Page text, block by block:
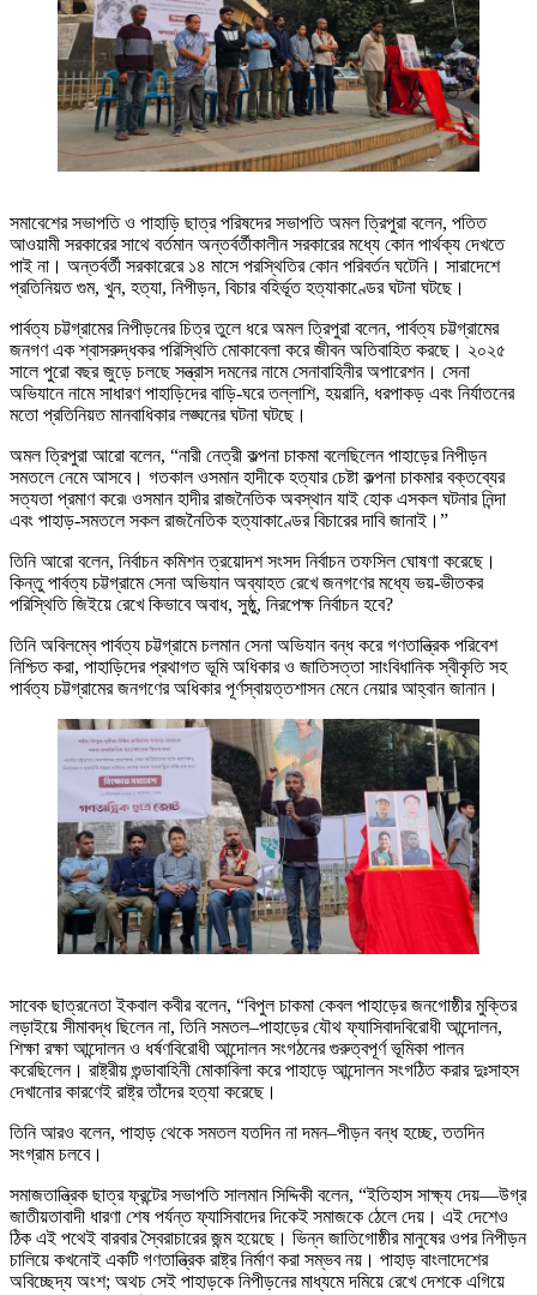
সমাবেশের সভাপতি ও পাহাড়ি ছাত্র পরিষদের সভাপতি অমল ত্রিপুরা বলেন, পতিত
আওয়ামী সরকারের সাথে বর্তমান অন্তর্বর্তীকালীন সরকারের মধ্যে কোন পার্থক্য দেখতে
পাই না। অন্তর্বর্তী সরকারেরে ১৪ মাসে পরস্থিতির কোন পরিবর্তন ঘটেনি। সারাদেশে
প্রতিনিয়ত গুম, খুন, হত্যা, নিপীড়ন, বিচার বহির্ভূত হত্যাকাণ্ডের ঘটনা ঘটছে।
পার্বত্য চট্টগ্রামের নিপীড়নের চিত্র তুলে ধরে অমল ত্রিপুরা বলেন, পার্বত্য চট্টগ্রামের
জনগণ এক শ্বাসরুদ্ধকর পরিস্থিতি মোকাবেলা করে জীবন অতিবাহিত করছে। ২০২৫
সালে পুরো বছর জুড়ে চলছে সন্ত্রাস দমনের নামে সেনাবাহিনীর অপারেশন। সেনা
অভিযানে নামে সাধারণ পাহাড়িদের বাড়ি-ঘরে তল্লাশি, হয়রানি, ধরপাকড় এবং নির্যাতনের
মতো প্রতিনিয়ত মানবাধিকার লঙ্ঘনের ঘটনা ঘটছে।
অমল ত্রিপুরা আরো বলেন, “নারী নেত্রী কল্পনা চাকমা বলেছিলেন পাহাড়ের নিপীড়ন
সমতলে নেমে আসবে। গতকাল ওসমান হাদীকে হত্যার চেষ্টা কল্পনা চাকমার বক্তব্যের
সত্যতা প্রমাণ করে৷ ওসমান হাদীর রাজনৈতিক অবস্থান যাই হোক এসকল ঘটনার নিন্দা
এবং পাহাড়-সমতলে সকল রাজনৈতিক হত্যাকাণ্ডের বিচারের দাবি জানাই।”
তিনি আরো বলেন, নির্বাচন কমিশন ত্রয়োদশ সংসদ নির্বাচন তফসিল ঘোষণা করেছে।
কিন্তু পার্বত্য চট্টগ্রামে সেনা অভিযান অব্যাহত রেখে জনগণের মধ্যে ভয়-ভীতকর
পরিস্থিতি জিইয়ে রেখে কিভাবে অবাধ, সুষ্ঠু, নিরপেক্ষ নির্বাচন হবে?
তিনি অবিলম্বে পার্বত্য চট্টগ্রামে চলমান সেনা অভিযান বন্ধ করে গণতান্ত্রিক পরিবেশ
নিশ্চিত করা, পাহাড়িদের প্রথাগত ভূমি অধিকার ও জাতিসত্তা সাংবিধানিক স্বীকৃতি সহ
পার্বত্য চট্টগ্রামের জনগণের অধিকার পূর্ণস্বায়ত্তশাসন মেনে নেয়ার আহ্বান জানান।
সাবেক ছাত্রনেতা ইকবাল কবীর বলেন, “বিপুল চাকমা কেবল পাহাড়ের জনগোষ্ঠীর মুক্তির
লড়াইয়ে সীমাবদ্ধ ছিলেন না, তিনি সমতল–পাহাড়ের যৌথ ফ্যাসিবাদবিরোধী আন্দোলন,
শিক্ষা রক্ষা আন্দোলন ও ধর্ষণবিরোধী আন্দোলন সংগঠনের গুরুত্বপূর্ণ ভূমিকা পালন
করেছিলেন। রাষ্ট্রীয় গুন্ডাবাহিনী মোকাবিলা করে পাহাড়ে আন্দোলন সংগঠিত করার দুঃসাহস
দেখানোর কারণেই রাষ্ট্র তাঁদের হত্যা করেছে।
তিনি আরও বলেন, পাহাড় থেকে সমতল যতদিন না দমন–পীড়ন বন্ধ হচ্ছে, ততদিন
সংগ্রাম চলবে।
সমাজতান্ত্রিক ছাত্র ফ্রন্টের সভাপতি সালমান সিদ্দিকী বলেন, “ইতিহাস সাক্ষ্য দেয়—উগ্র
জাতীয়তাবাদী ধারণা শেষ পর্যন্ত ফ্যাসিবাদের দিকেই সমাজকে ঠেলে দেয়। এই দেশেও
ঠিক এই পথেই বারবার স্বৈরাচারের জন্ম হয়েছে। ভিন্ন জাতিগোষ্ঠীর মানুষের ওপর নিপীড়ন
চালিয়ে কখনোই একটি গণতান্ত্রিক রাষ্ট্র নির্মাণ করা সম্ভব নয়। পাহাড় বাংলাদেশের
অবিচ্ছেদ্য অংশ; অথচ সেই পাহাড়কে নিপীড়নের মাধ্যমে দমিয়ে রেখে দেশকে এগিয়ে